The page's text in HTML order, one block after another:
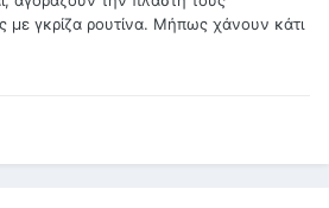
με γκρίζα ρουτίνα. Μήπως χάνουν κάτι